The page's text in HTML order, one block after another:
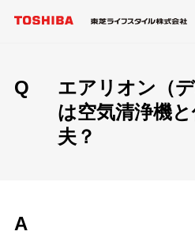
Q
エアリオン（
は空気清浄機
夫？
A